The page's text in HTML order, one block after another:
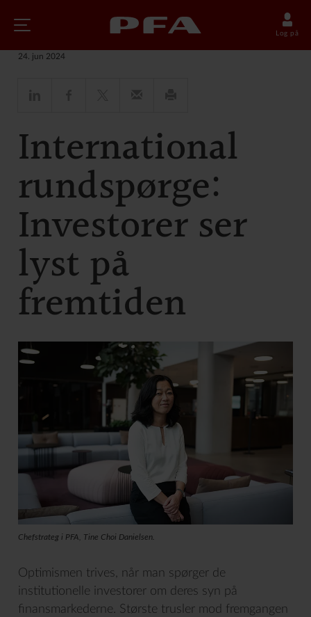
Log på
Nyheder
24. jun 2024
International
rundspørge:
Investorer ser
lyst på
fremtiden
Chefstrateg i PFA, Tine Choi Danielsen.
Optimismen trives, når man spørger de
institutionelle investorer om deres syn på
finansmarkederne. Største trusler mod fremgangen